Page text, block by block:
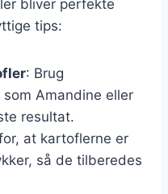
bliver perfekte
tips:
: Brug
Amandine eller
resultat.
at kartoflerne er
så de tilberedes